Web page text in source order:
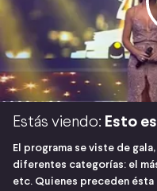
Estás viendo: Esto
El programa se viste de
diferentes categorías: el
etc. Quienes preceden ésta